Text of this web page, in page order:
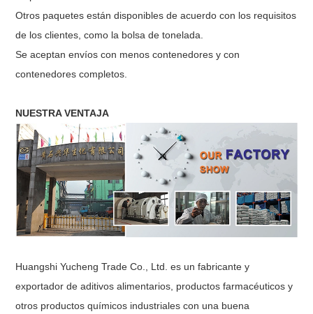
Otros paquetes están disponibles de acuerdo con los requisitos
de los clientes, como la bolsa de tonelada.
Se aceptan envíos con menos contenedores y con
contenedores completos.
NUESTRA VENTAJA
Huangshi Yucheng Trade Co., Ltd. es un fabricante y
exportador de aditivos alimentarios, productos farmacéuticos y
otros productos químicos industriales con una buena